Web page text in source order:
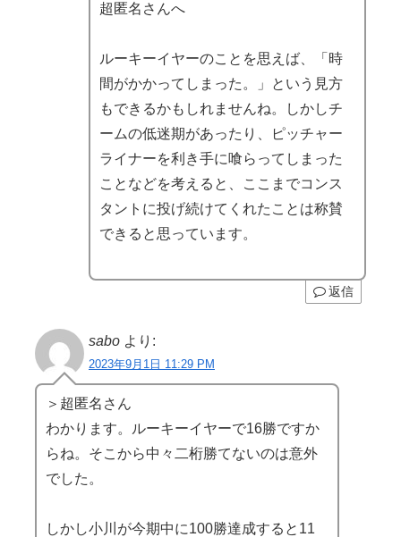
超匿名さんへ
ルーキーイヤーのことを思えば、「時
間がかかってしまった。」という見方
もできるかもしれませんね。しかしチ
ームの低迷期があったり、ピッチャー
ライナーを利き手に喰らってしまった
ことなどを考えると、ここまでコンス
タントに投げ続けてくれたことは称賛
できると思っています。
返信
sabo より:
2023年9月1日 11:29 PM
＞超匿名さん
わかります。ルーキーイヤーで16勝ですか
らね。そこから中々二桁勝てないのは意外
でした。
しかし小川が今期中に100勝達成すると11